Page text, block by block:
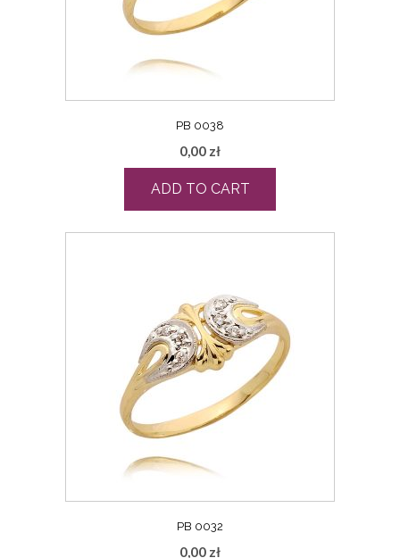
PB 0038
0,00 zł
ADD TO CART
PB 0032
0,00 zł